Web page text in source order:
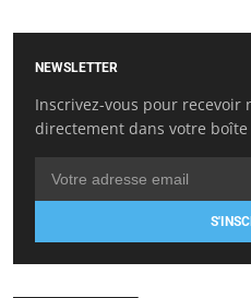
NEWSLETTER
Inscrivez-vous pour recevoir
directement dans votre boîte